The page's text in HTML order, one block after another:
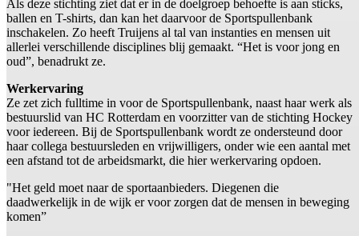
Als deze stichting ziet dat er in de doelgroep behoefte is aan sticks,
ballen en T-shirts, dan kan het daarvoor de Sportspullenbank
inschakelen. Zo heeft Truijens al tal van instanties en mensen uit
allerlei verschillende disciplines blij gemaakt. “Het is voor jong en
oud”, benadrukt ze.
Werkervaring
Ze zet zich fulltime in voor de Sportspullenbank, naast haar werk als
bestuurslid van HC Rotterdam en voorzitter van de stichting Hockey
voor iedereen. Bij de Sportspullenbank wordt ze ondersteund door
haar collega bestuursleden en vrijwilligers, onder wie een aantal met
een afstand tot de arbeidsmarkt, die hier werkervaring opdoen.
"Het geld moet naar de sportaanbieders. Diegenen die
daadwerkelijk in de wijk er voor zorgen dat de mensen in beweging
komen”